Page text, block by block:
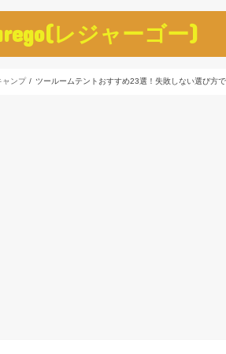
レジャーゴー)
ャンプ ツールームテントおすすめ23選！失敗しない選び方